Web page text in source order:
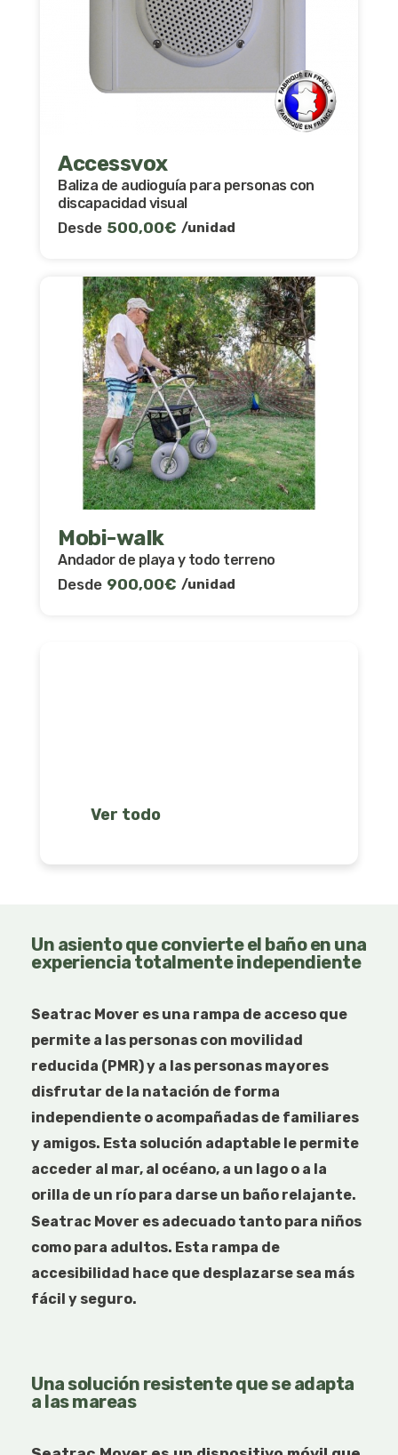
Accessvox
Baliza de audioguía para personas con
discapacidad visual
Desde 500,00€ /unidad
Mobi-walk
Andador de playa y todo terreno
Desde 900,00€ /unidad
Ver todo
Un asiento que convierte el baño en una
experiencia totalmente independiente
Seatrac Mover es una rampa de acceso que
permite a las personas con movilidad
reducida (PMR) y a las personas mayores
disfrutar de la natación de forma
independiente o acompañadas de familiares
y amigos. Esta solución adaptable le permite
acceder al mar, al océano, a un lago o a la
orilla de un río para darse un baño relajante.
Seatrac Mover es adecuado tanto para niños
como para adultos. Esta rampa de
accesibilidad hace que desplazarse sea más
fácil y seguro.
Una solución resistente que se adapta
a las mareas